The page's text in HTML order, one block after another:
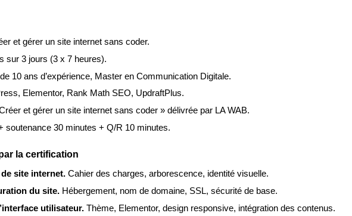
et gérer un site internet sans coder.
sur 3 jours (3 x 7 heures).
10 ans d’expérience, Master en Communication Digitale.
Elementor, Rank Math SEO, UpdraftPlus.
et gérer un site internet sans coder » délivrée par LA WAB.
soutenance 30 minutes + Q/R 10 minutes.
la certification
site internet. Cahier des charges, arborescence, identité visuelle.
du site. Hébergement, nom de domaine, SSL, sécurité de base.
utilisateur. Thème, Elementor, design responsive, intégration des contenus.